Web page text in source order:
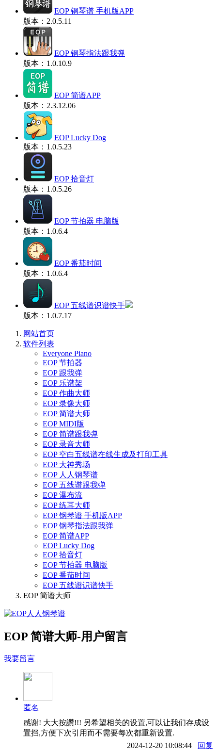
EOP 钢琴谱 手机版APP
版本：2.0.5.11
EOP 钢琴指法跟我弹
版本：1.0.10.9
EOP 简谱APP
版本：2.3.12.06
EOP Lucky Dog
版本：1.0.5.23
EOP 拾音灯
版本：1.0.5.26
EOP 节拍器 电脑版
版本：1.0.6.4
EOP 番茄时间
版本：1.0.6.4
EOP 五线谱识谱快手
版本：1.0.7.17
网站首页
软件列表
Everyone Piano
EOP 节拍器
EOP 跟我弹
EOP 乐谱架
EOP 作曲大师
EOP 录像大师
EOP 简谱大师
EOP MIDI版
EOP 简谱跟我弹
EOP 录音大师
EOP 空白五线谱在线生成及打印工具
EOP 大神秀场
EOP 人人钢琴谱
EOP 五线谱跟我弹
EOP 瀑布流
EOP 练耳大师
EOP 钢琴谱 手机版APP
EOP 钢琴指法跟我弹
EOP 简谱APP
EOP Lucky Dog
EOP 拾音灯
EOP 节拍器 电脑版
EOP 番茄时间
EOP 五线谱识谱快手
EOP 简谱大师
EOP 简谱大师-用户留言
我要留言
匿名
感谢! 大大按讚!!! 另希望相关的设置,可以让我们存成设
置挡,方便下次引用而不需要每次都重新设置.
2024-12-20 10:08:44
回复